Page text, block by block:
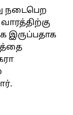
நடைபெற
இருப்பதாக